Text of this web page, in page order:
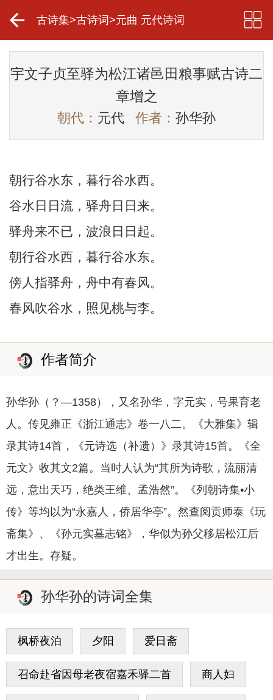
古诗集>古诗词 >元曲 元代诗词
宇文子贞至驿为松江诸邑田粮事赋古诗二
章增之
朝代： 元代 作者： 孙华孙
朝行谷水东，暮行谷水西。
谷水日日流，驿舟日日来。
驿舟来不已，波浪日日起。
朝行谷水西，暮行谷水东。
傍人指驿舟，舟中有春风。
春风吹谷水，照见桃与李。
作者简介
孙华孙（？―1358），又名孙华，字元实，号果育老
人。传见雍正《浙江通志》卷一八二。《大雅集》辑
录其诗14首，《元诗选（补遗）》录其诗15首。《全
元文》收其文2篇。当时人认为“其所为诗歌，流丽清
远，意出天巧，绝类王维、孟浩然”。《列朝诗集•小
传》等均以为“永嘉人，侨居华亭”。然查阅贡师泰《玩
斋集》、《孙元实墓志铭》，华似为孙父移居松江后
才出生。存疑。
孙华孙的诗词全集
枫桥夜泊 夕阳 爱日斋
召命赴省因母老夜宿嘉禾驿二首 商人妇